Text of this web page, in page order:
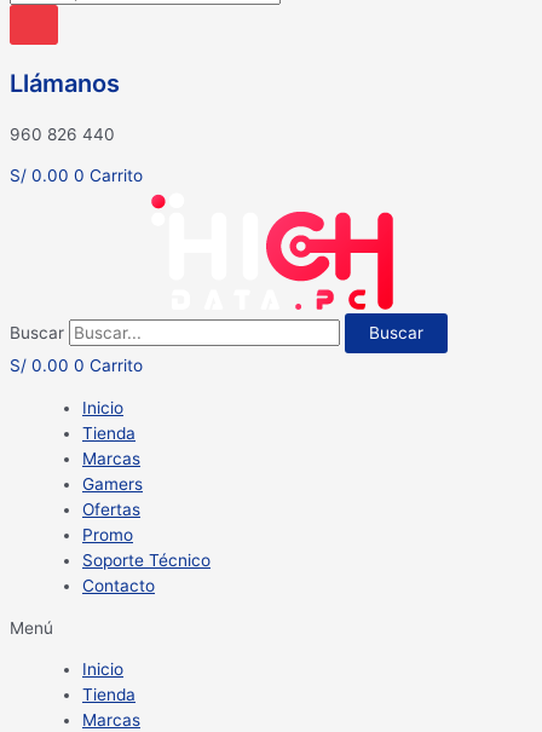
productos
Llámanos
960 826 440
S/ 0.00 0 Carrito
Buscar
Buscar
S/ 0.00 0 Carrito
Inicio
Tienda
Marcas
Gamers
Ofertas
Promo
Soporte Técnico
Contacto
Menú
Inicio
Tienda
Marcas